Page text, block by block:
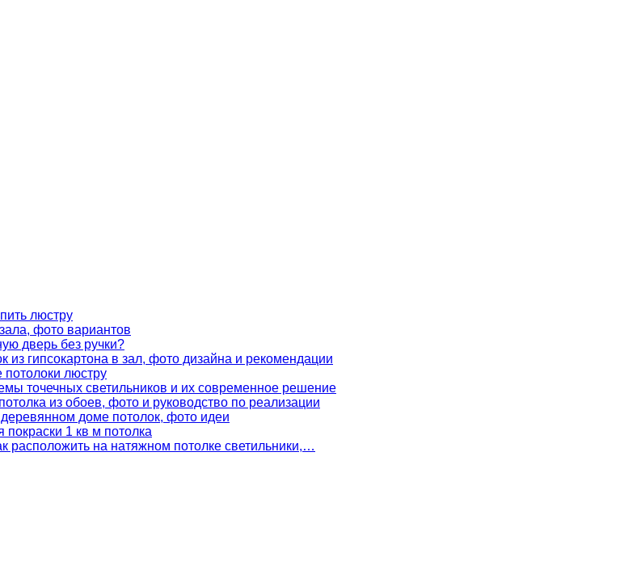
люстру
фото вариантов
дверь без ручки?
из гипсокартона в зал, фото дизайна и рекомендации
потолоки люстру
точечных светильников и их современное решение
из обоев, фото и руководство по реализации
доме потолок, фото идеи
покраски 1 кв м потолка
расположить на натяжном потолке светильники,…